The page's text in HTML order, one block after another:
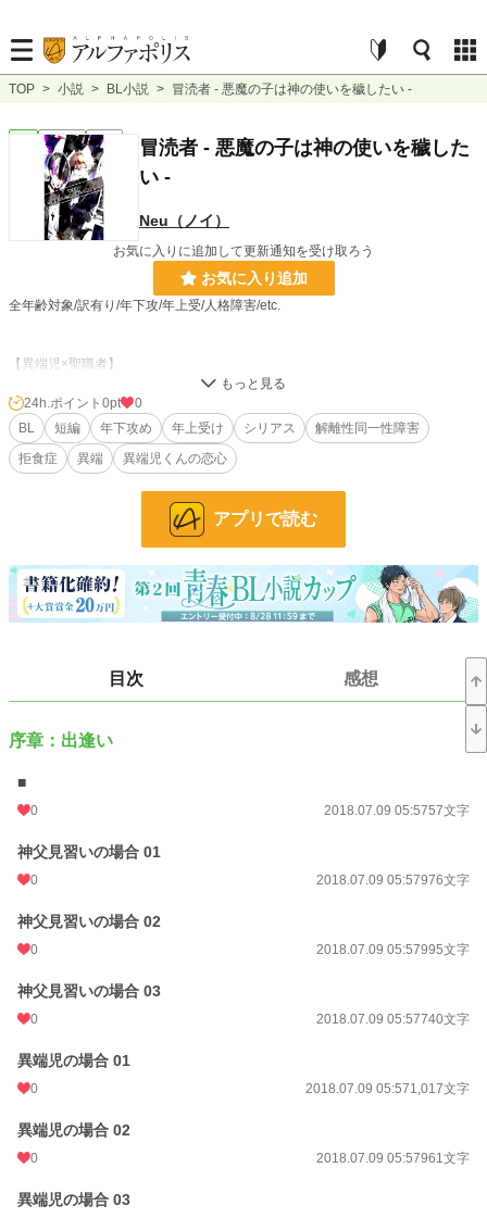
TOP > 小説 > BL小説 > 冒涜者 - 悪魔の子は神の使いを穢したい -
連載中 短編
冒涜者 - 悪魔の子は神の使いを穢した
い -
Neu（ノイ）
お気に入りに追加して更新通知を受け取ろう
お気に入り追加
全年齢対象/訳有り/年下攻/年上受/人格障害/etc.
【異端児×聖職者】
とある国のとある街。
其処はキリスト教徒が大半を占める所だった。
その国の人間は、金髪に碧眼で産まれてくるのが常であったが、亜細亜の血を引
そして、性格に異常性が認められた。
この世界に、異端児は必要ないと。
年齢制限が入るような性描写はありません。
全てに於いて、作者の妄想によって成り立っております。
現実のものとは一切の関係も御座いません。
実際の病状とは違う可能性もあることをご理解下さい。
専門家ではないため、他にも解釈が異なる箇所があるかと思います。
以上のことご理解頂けたらと思います。
お気に入り
24h.ポイント 0 pt
24h.ポイント 0pt
0
BL
短編 年下攻め 年上受け シリアス
解離性同一性障害
拒食症
異端 異端児くんの恋心
アプリで読む
目次 感想
序章：出逢い
■
0 2018.07.09 05:5757文字
神父見習いの場合 01
0 2018.07.09 05:57976文字
神父見習いの場合 02
0 2018.07.09 05:57995文字
神父見習いの場合 03
0 2018.07.09 05:57740文字
異端児の場合 01
0 2018.07.09 05:571,017文字
異端児の場合 02
0 2018.07.09 05:57961文字
異端児の場合 03